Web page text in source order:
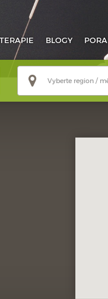
BLOGY
Vyberte region /